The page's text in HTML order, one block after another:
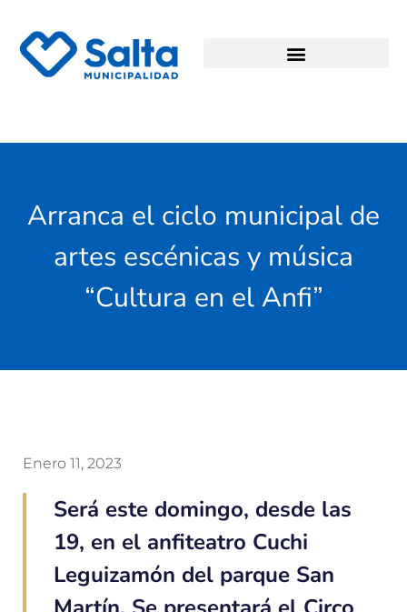
Arranca el ciclo municipal de
artes escénicas y música
“Cultura en el Anfi”
Enero 11, 2023
Será este domingo, desde las
19, en el anfiteatro Cuchi
Leguizamón del parque San